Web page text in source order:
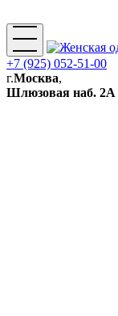
+7 (925) 052-51-00
г.Москва,
Шлюзовая наб. 2А